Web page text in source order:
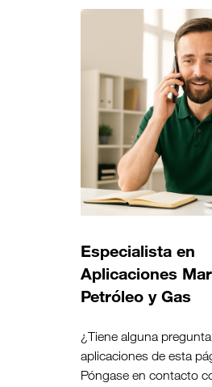
Especialista en
Aplicaciones
Petróleo y Gas
¿Tiene alguna
aplicaciones de esta
Póngase en contacto